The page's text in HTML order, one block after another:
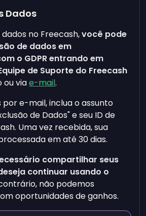
Dados
dados no Freecash,você pode
de dados em
o GDPR entrando em
de Suporte do Freecash
ou viae-mail.
por e-mail, inclua o assunto
de Dados" e seu ID de
Uma vez recebida, sua
em até 30 dias.
compartilhar seus
continuar usando o
não podemos
oportunidades de ganhos.